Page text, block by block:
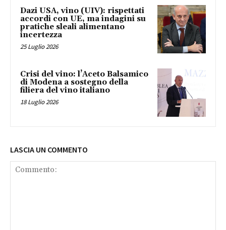
Dazi USA, vino (UIV): rispettati
accordi con UE, ma indagini su
pratiche sleali alimentano
incertezza
25 Luglio 2026
Crisi del vino: l’Aceto Balsamico
di Modena a sostegno della
filiera del vino italiano
18 Luglio 2026
LASCIA UN COMMENTO